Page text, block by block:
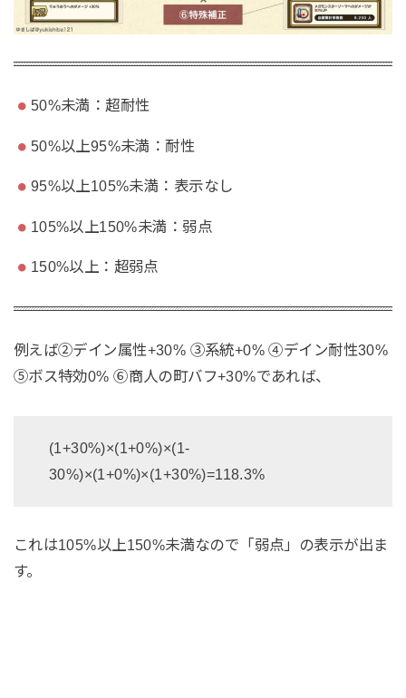
50%未満：超耐性
50%以上95%未満：耐性
95%以上105%未満：表示なし
105%以上150%未満：弱点
150%以上：超弱点
例えば②デイン属性+30% ③系統+0% ④デイン耐性30%
⑤ボス特効0% ⑥商人の町バフ+30%であれば、
(1+30%)×(1+0%)×(1-
30%)×(1+0%)×(1+30%)=118.3%
これは105%以上150%未満なので「弱点」の表示が出ま
す。